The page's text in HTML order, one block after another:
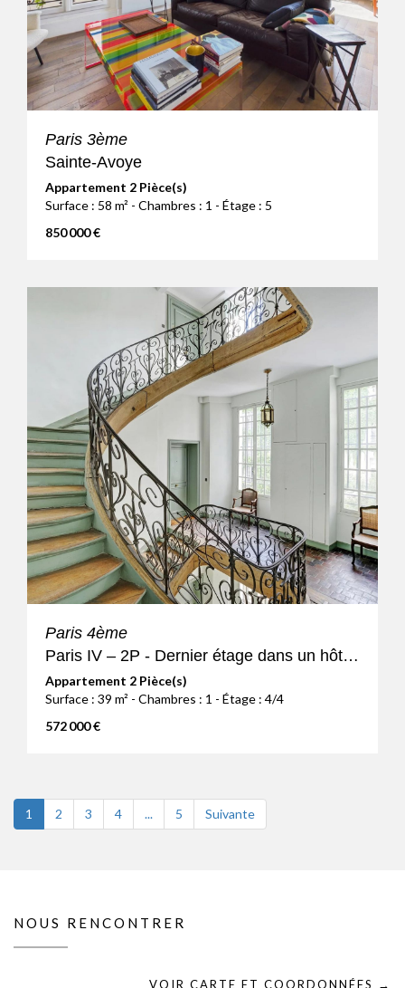
Paris 3ème
Sainte-Avoye
Appartement 2 Pièce(s)
Surface : 58 m² - Chambres : 1 - Étage : 5
850 000 €
Paris 4ème
Paris IV – 2P - Dernier étage dans un hôtel particulier
Appartement 2 Pièce(s)
Surface : 39 m² - Chambres : 1 - Étage : 4/4
572 000 €
1 2 3 4 ... 5 Suivante
NOUS RENCONTRER
VOIR CARTE ET COORDONNÉES →